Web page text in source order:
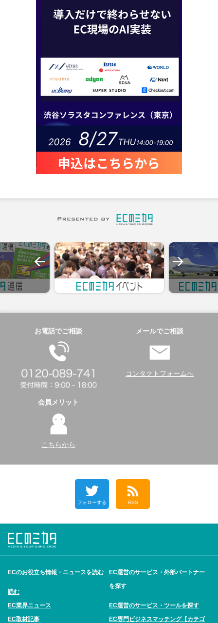
お電話でご相談 メールでご相談
コンタクトフォームへ
会員メリット
こちらから
フォローする RSS
ECのお役立ち情報・ニュースを読む
読む
EC業界ニュース
EC取材記事
EC運営のサービス・外部パートナー
を探す
EC運営のサービス・ツールを探す
EC専門ビジネスマッチング【カテゴ